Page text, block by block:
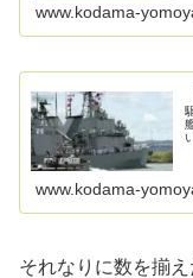
www.kodama-
www.kodama-
それなりに数を揃